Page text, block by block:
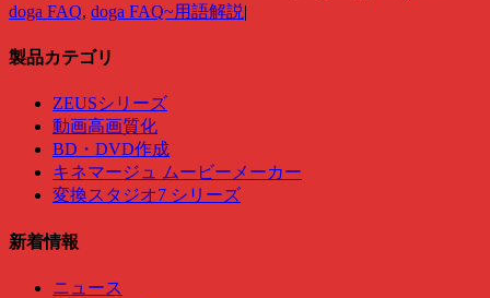
doga FAQ, doga FAQ~用語解説|
製品カテゴリ
ZEUSシリーズ
動画高画質化
BD・DVD作成
キネマージュ ムービーメーカー
変換スタジオ7 シリーズ
新着情報
ニュース